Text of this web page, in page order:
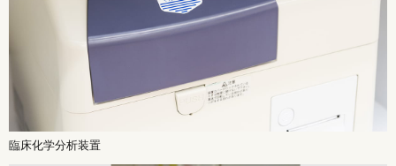
臨床化学分析装置